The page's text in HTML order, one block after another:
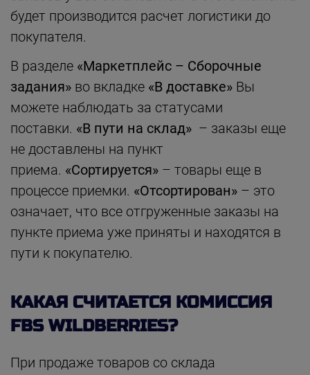
будет производится расчет логистики до
покупателя.
В разделе «Маркетплейс – Сборочные
задания» во вкладке «В доставке» Вы
можете наблюдать за статусами
поставки. «В пути на склад» – заказы еще
не доставлены на пункт
приема. «Сортируется» – товары еще в
процессе приемки. «Отсортирован» – это
означает, что все отгруженные заказы на
пункте приема уже приняты и находятся в
пути к покупателю.
КАКАЯ СЧИТАЕТСЯ КОМИССИЯ
FBS WILDBERRIES?
При продаже товаров со склада